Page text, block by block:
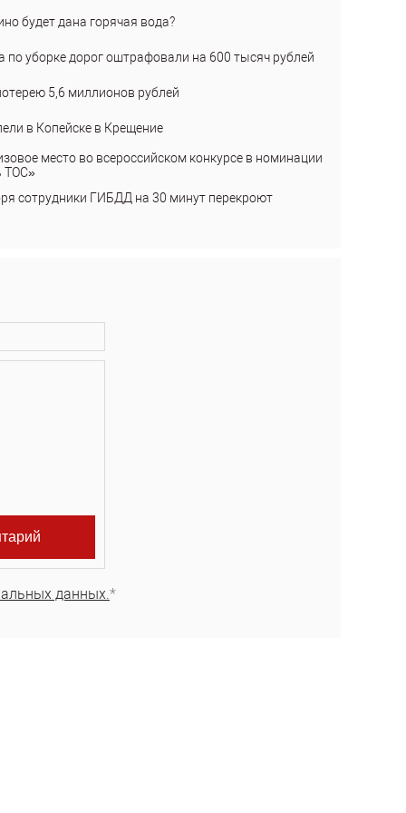
будет дана горячая вода?
по уборке дорог оштрафовали на 600 тысяч рублей
5,6 миллионов рублей
в Копейске в Крещение
место во всероссийском конкурсе в номинации
ТОС»
сотрудники ГИБДД на 30 минут перекроют
данных.*